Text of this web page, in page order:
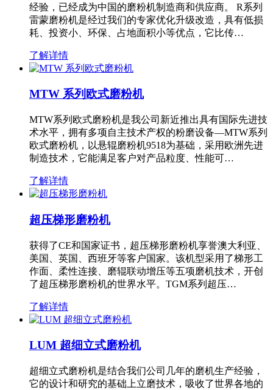
经验，已经成为中国的磨粉机制造商和供应商。 R系列
雷蒙磨粉机是经过我们的专家优化升级改造，具有低损
耗、投资小、环保、占地面积小等优点，它比传…
了解详情
MTW 系列欧式磨粉机
MTW系列欧式磨粉机是我公司新近推出具有国际先进技
术水平，拥有多项自主技术产权的粉磨设备—MTW系列
欧式磨粉机，以悬辊磨粉机9518为基础，采用欧洲先进
制造技术，它能满足客户对产品粒度、性能可…
了解详情
超压梯形磨粉机
获得了CE和国家证书，超压梯形磨粉机享誉澳大利亚、
美国、英国、西班牙等客户国家。该机型采用了梯形工
作面、柔性连接、磨辊联动增压等五项磨机技术，开创
了超压梯形磨粉机的世界水平。TGM系列超压…
了解详情
LUM 超细立式磨粉机
超细立式磨粉机是结合我们公司几年的磨机生产经验，
它的设计和研究的基础上立磨技术，吸收了世界各地的